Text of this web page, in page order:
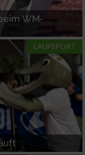
WM-
LAUFSPORT